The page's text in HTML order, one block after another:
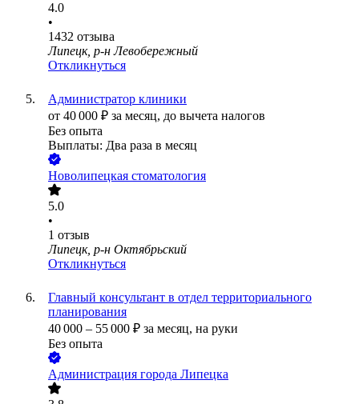
4.0
•
1432 отзыва
Липецк, р-н Левобережный
Откликнуться
Администратор клиники
от 40 000 ₽ за месяц, до вычета налогов
Без опыта
Выплаты: Два раза в месяц
Новолипецкая стоматология
5.0
•
1 отзыв
Липецк, р-н Октябрьский
Откликнуться
Главный консультант в отдел территориального
планирования
40 000 – 55 000 ₽ за месяц, на руки
Без опыта
Администрация города Липецка